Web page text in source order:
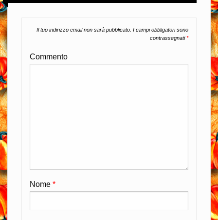
Il tuo indirizzo email non sarà pubblicato. I campi obbligatori sono
contrassegnati*
Commento
Nome *